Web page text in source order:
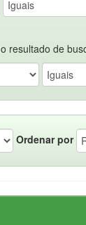
resultado de
Ordenar por